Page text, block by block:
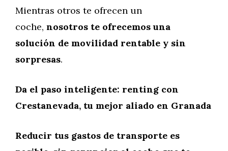
Mientras otros te ofrecen un
coche, nosotros te ofrecemos una
solución de movilidad rentable y sin
sorpresas.
Da el paso inteligente: renting con
Crestanevada, tu mejor aliado en Granada
Reducir tus gastos de transporte es